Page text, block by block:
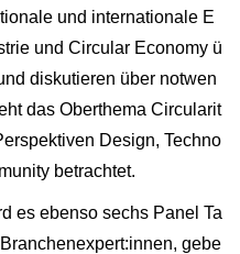
und internationale E
und Circular Economy ü
diskutieren über notwen
das Oberthema Circularit
Design, Techno
betrachtet.
es ebenso sechs Panel Ta
gebe